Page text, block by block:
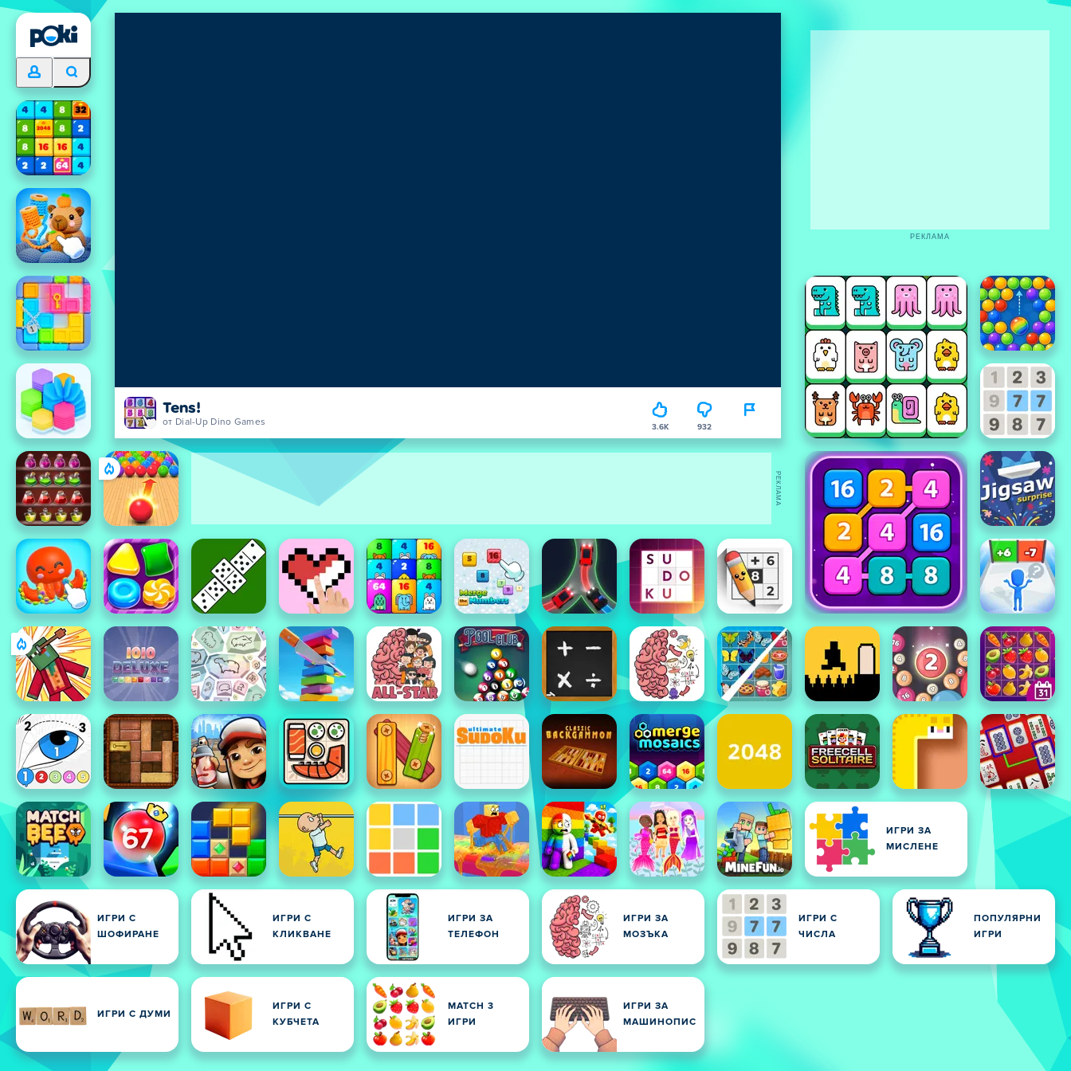
Tens!
от Dial-Up Dino Games 3.6K 932
ИГРИ ЗА
МИСЛЕНЕ
ИГРИ С
ШОФИРАНЕ
ИГРИ С
КЛИКВАНЕ
ИГРИ ЗА
ТЕЛЕФОН
ИГРИ ЗА
МОЗЪКА
ИГРИ С
ЧИСЛА
ПОПУЛЯРНИ
ИГРИ
ИГРИ С ДУМИ
ИГРИ С
КУБЧЕТА
MATCH 3
ИГРИ
ИГРИ ЗА
МАШИНОПИС
РЕКЛАМА
РЕКЛАМА